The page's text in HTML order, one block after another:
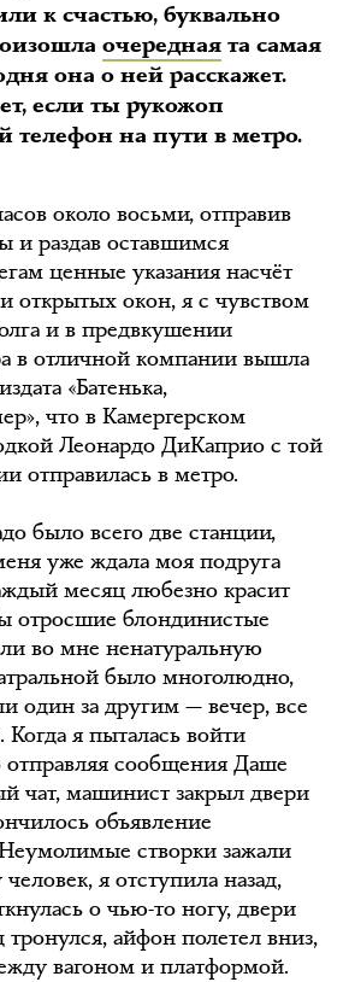
к счастью, буквально
очередная та самая
она о ней расскажет.
если ты рукожоп
телефон на пути в метро.
около восьми, отправив
и раздав оставшимся
ценные указания насчёт
открытых окон, я с чувством
и в предвкушении
в отличной компании вышла
«Батенька,
что в Камергерском
Леонардо ДиКаприо с той
отправилась в метро.
было всего две станции,
уже ждала моя подруга
месяц любезно красит
отросшие блондинистые
во мне ненатуральную
было многолюдно,
один за другим — вечер, все
я пыталась войти
отправляя сообщения Даше
чат, машинист закрыл двери
объявление
створки зажали
я отступила назад,
о чью-то ногу, двери
тронулся, айфон полетел вниз,
вагоном и платформой.